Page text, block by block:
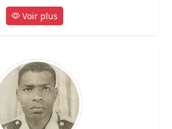
Voir plus